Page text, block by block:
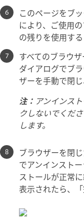
このページをブ
により、ご使用
の残りを使用す
すべてのブラウ
ダイアログでブ
ザーを手動で閉
注： アンインス
クしないでくだ
します。
ブラウザーを閉
でアンインスト
ストールが正常
表示されたら、